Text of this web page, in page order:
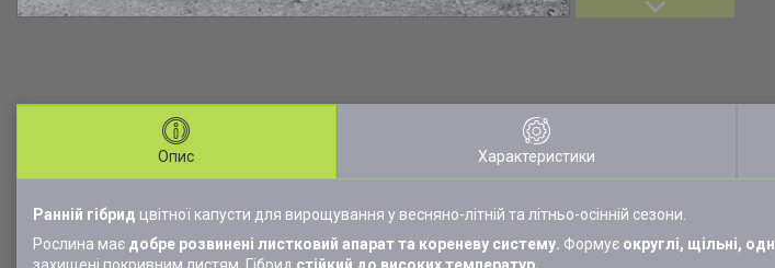
Опис Характеристики
Ранній гібрид цвітної капусти для вирощування у весняно-літній та літньо-осінній сезони.
Рослина має добре розвинені листковий апарат та кореневу систему. Формує округлі, щільні,